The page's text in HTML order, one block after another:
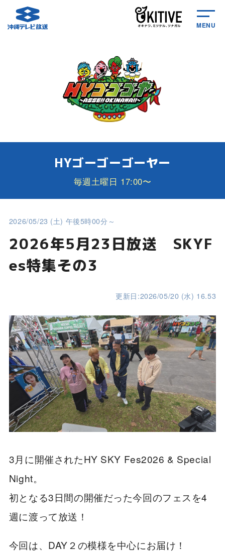
MENU
HYゴーゴーゴーヤー
毎週土曜日 17:00〜
2026/05/23 (土) 午後5時00分～
2026年5月23日放送 SKYF
es特集その3
更新日:2026/05/20 (水) 16.53
3月に開催されたHY SKY Fes2026 & Special
Night。
初となる3日間の開催だった今回のフェスを4
週に渡って放送！
今回は、DAY２の模様を中心にお届け！